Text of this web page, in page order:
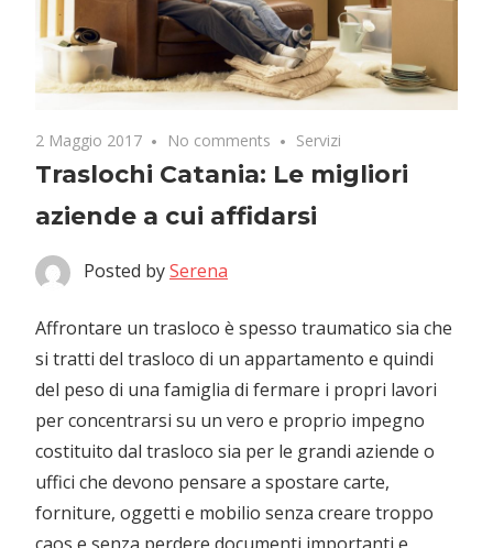
2 Maggio 2017 No comments Servizi
Traslochi Catania: Le migliori
aziende a cui affidarsi
Posted bySerena
Affrontare un trasloco è spesso traumatico sia che
si tratti del trasloco di un appartamento e quindi
del peso di una famiglia di fermare i propri lavori
per concentrarsi su un vero e proprio impegno
costituito dal trasloco sia per le grandi aziende o
uffici che devono pensare a spostare carte,
forniture, oggetti e mobilio senza creare troppo